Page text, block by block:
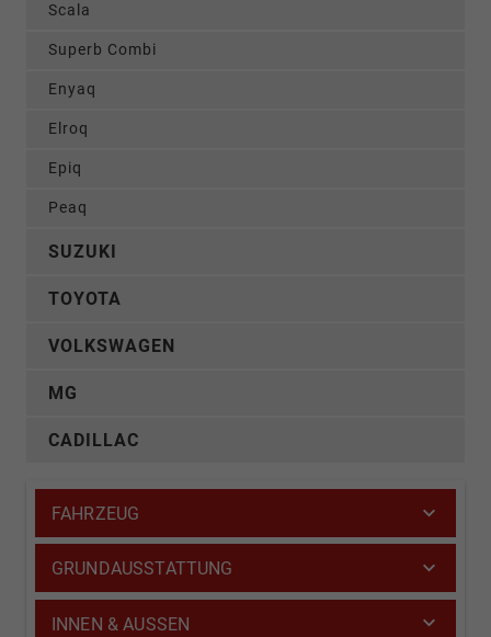
Scala
Superb Combi
Enyaq
Elroq
Epiq
Peaq
SUZUKI
TOYOTA
VOLKSWAGEN
MG
CADILLAC
FAHRZEUG
GRUNDAUSSTATTUNG
INNEN & AUSSEN